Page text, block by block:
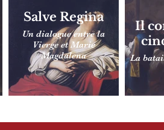
Salve Regina
Un dialogue entre la
Vierge et Marie
Magdalena
Il
La